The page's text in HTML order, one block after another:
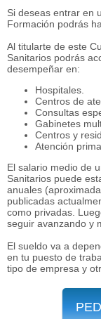
Si deseas entrar en
Formación podrás
Al titularte de este
Sanitarios podrás
desempeñar en:
Hospitales.
Centros de
Consultas
Gabinetes
Centros y
Atención
El salario medio de
Sanitarios puede
anuales
publicadas
como privadas.
seguir avanzando y
El sueldo va a
en tu puesto de
tipo de empresa y